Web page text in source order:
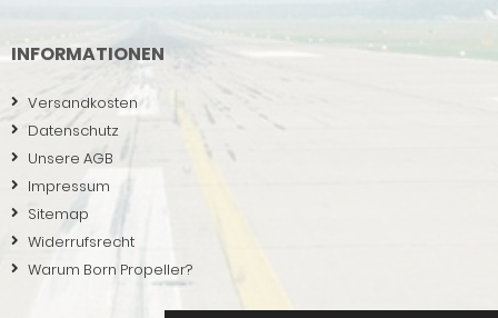
INFORMATIONEN
Versandkosten
Datenschutz
Unsere AGB
Impressum
Sitemap
Widerrufsrecht
Warum Born Propeller?